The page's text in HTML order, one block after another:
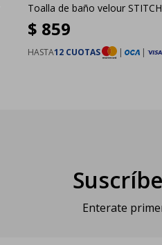
Toalla de baño velour
$ 859
HASTA12 CUOTAS | |
Enterate